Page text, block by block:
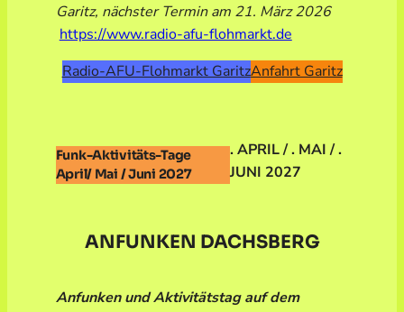
Garitz, nächster Termin am 21. März 2026
https://www.radio-afu-flohmarkt.de
Radio-AFU-Flohmarkt GaritzAnfahrt Garitz
Funk-Aktivitäts-Tage
April/ Mai / Juni 2027
. APRIL / . MAI / .
JUNI 2027
ANFUNKEN DACHSBERG
Anfunken und Aktivitätstag auf dem